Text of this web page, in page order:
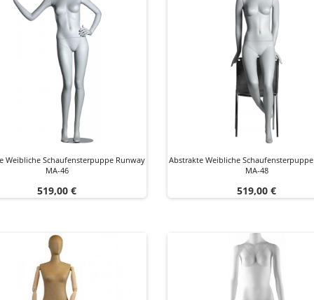
Weibliche Schaufensterpuppe Runway
MA-46
Preis
519,00 €
Abstrakte Weibliche
MA-48
Preis
519,00 €